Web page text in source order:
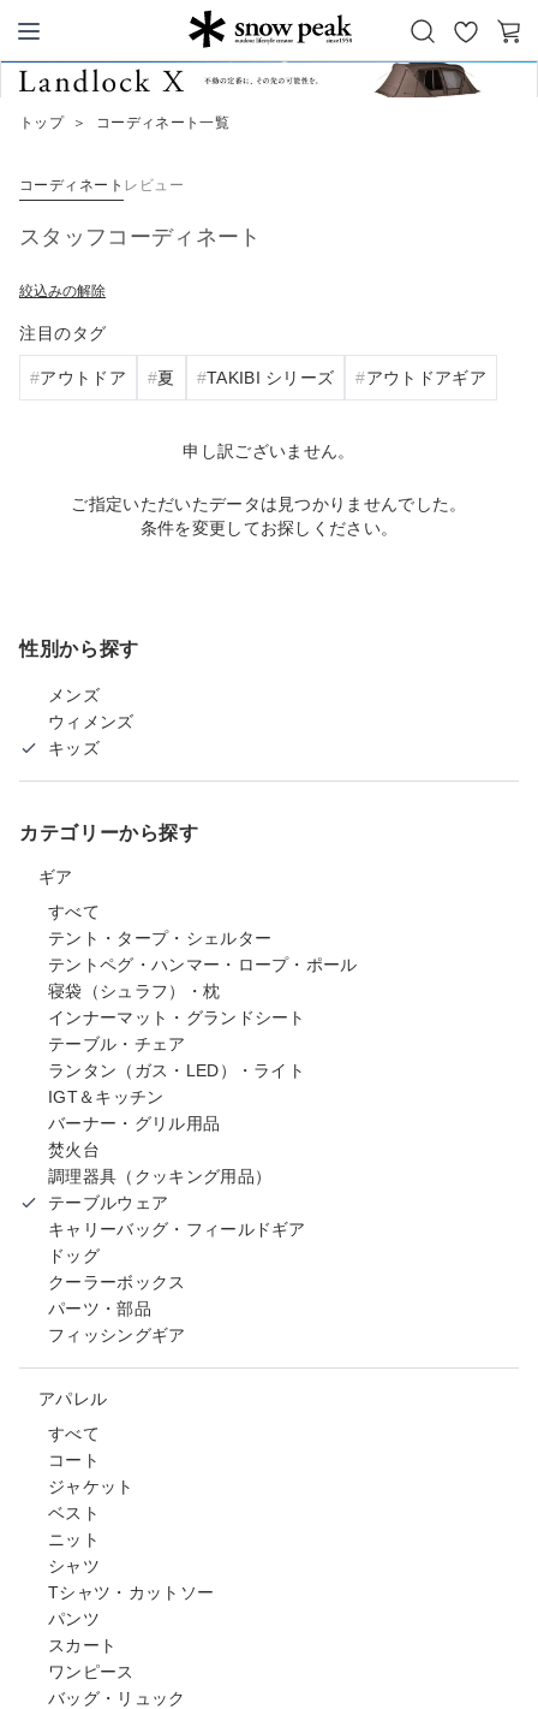
Snow Peak
お
気
カ
トップ ＞ コーディネート一覧
コーディネート レビュー
スタッフコーディネート
絞込みの解除
注目のタグ
アウトドア 夏 TAKIBI シリーズ アウトドアギア
申し訳ございません。
ご指定いただいたデータは見つかりませんでした。
条件を変更してお探しください。
性別から探す
メンズ
ウィメンズ
キッズ
カテゴリーから探す
ギア
すべて
テント・タープ・シェルター
テントペグ・ハンマー・ロープ・ポール
寝袋（シュラフ）・枕
インナーマット・グランドシート
テーブル・チェア
ランタン（ガス・LED）・ライト
IGT＆キッチン
バーナー・グリル用品
焚火台
調理器具（クッキング用品）
テーブルウェア
キャリーバッグ・フィールドギア
ドッグ
クーラーボックス
パーツ・部品
フィッシングギア
アパレル
すべて
コート
ジャケット
ベスト
ニット
シャツ
Tシャツ・カットソー
パンツ
スカート
ワンピース
バッグ・リュック